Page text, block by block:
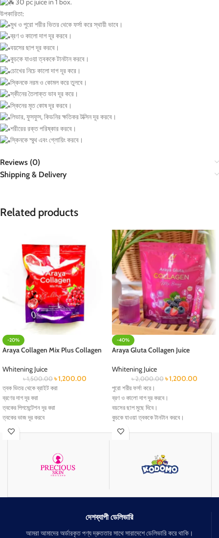
30 pc juice in 1 box.
উপকারিতা:
মুখ ও পুরো শরীর ভিতর থেকে ফর্সা করে স্থায়ী ভাবে।
ব্রণ ও কালো দাগ দূর করবে।
বয়সের ছাপ দূর করবে।
কুচকে যাওয়া ত্বককে টানটান করবে।
চোখের নিচে কালো দাগ দূর করে।
স্কিনকে নরম ও কোমল করে তুলবে।
স্কীনের তৈলাক্ত ভাব দূর করে।
স্কিনের মৃত কোষ দূর করবে।
লিভার, ফুসফুস, কিডনির ক্ষতিকর টক্সিন দূর করবে।
শরীরের রক্ত পরিষ্কার করবে।
স্কিনকে স্মুথ এবং গ্লোয়িং করবে।
Reviews (0)
Shipping & Delivery
Related products
-20%
Araya Collagen Mix Plus Collagen
Whitening Juice
৳1,500.00 ৳1,200.00
ত্বক ভিতর থেকে ব্রাইট করা
ব্রণের দাগ দূর করা
ত্বকের পিগমেন্টেশন দূর করা
ত্বকের ভাজ দূর করবে
ত্বক ভিতর থেকে ময়েস্টোরাইজ রাখবে
প্রাইভেট পার্টের ব্যাড স্মেল দূর করবে
প্রাইভেট পার্ট টাইটেনিং এর কাজ করবে
-40%
Araya Gluta Collagen Juice
Whitening Juice
৳2,000.00 ৳1,200.00
পুরো শরীর ফর্সা করে।
ব্রণ ও কালো দাগ দূর করবে।
বয়সের ছাপ মুছে দিবে।
কুচকে যাওয়া ত্বককে টানটান করবে।
হাড়ের পুষ্টি যোগায়।
দেশব্যাপী ডেলিভারি
আমরা আমাদের অর্ডারকৃত পণ্য দ্রুততার সাথে সারাদেশে ডেলিভারি করে থাকি।